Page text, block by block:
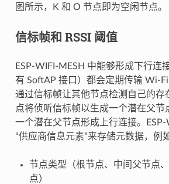
图所示，K 和 O 节点即为空闲节点。
信标帧和 RSSI 阈值
ESP-WIFI-MESH 中能够形成下行连
有 SoftAP 接口）都会定期传输 Wi-
通过信标帧让其他节点检测自己的存
点将侦听信标帧以生成一个潜在父节
一个潜在父节点形成上行连接。ESP-
“供应商信息元素”来存储元数据，例
节点类型（根节点、中间父节点
点）